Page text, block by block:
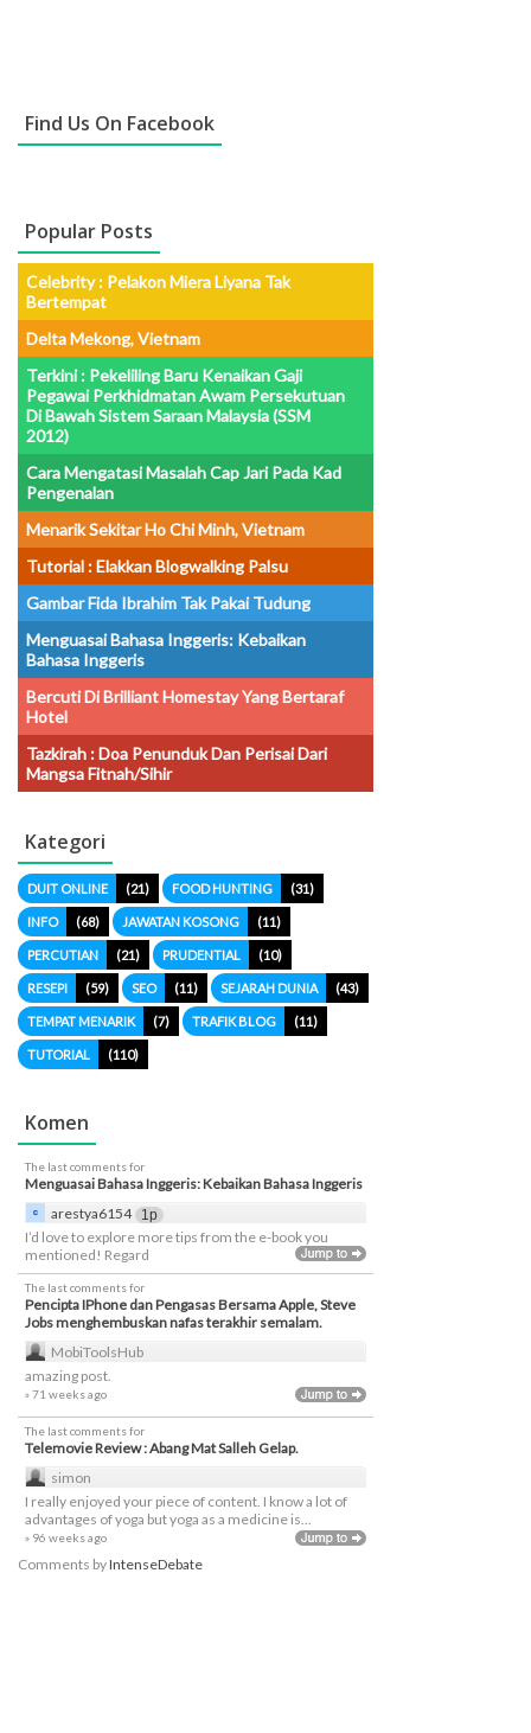
Find Us On Facebook
Popular Posts
Celebrity : Pelakon Miera Liyana Tak
Bertempat
Delta Mekong, Vietnam
Terkini : Pekeliling Baru Kenaikan Gaji
Pegawai Perkhidmatan Awam Persekutuan
Di Bawah Sistem Saraan Malaysia (SSM
2012)
Cara Mengatasi Masalah Cap Jari Pada Kad
Pengenalan
Menarik Sekitar Ho Chi Minh, Vietnam
Tutorial : Elakkan Blogwalking Palsu
Gambar Fida Ibrahim Tak Pakai Tudung
Menguasai Bahasa Inggeris: Kebaikan
Bahasa Inggeris
Bercuti Di Brilliant Homestay Yang Bertaraf
Hotel
Tazkirah : Doa Penunduk Dan Perisai Dari
Mangsa Fitnah/sihir
Kategori
DUIT ONLINE (21) FOOD HUNTING (31)
INFO (68) JAWATAN KOSONG (11)
PERCUTIAN (21) PRUDENTIAL (10)
RESEPI (59) SEO (11) SEJARAH DUNIA (43)
TEMPAT MENARIK (7) TRAFIK BLOG (11)
TUTORIAL (110)
Komen
The last comments for
Menguasai Bahasa Inggeris: Kebaikan Bahasa Inggeris
arestya6154
1p
I’d love to explore more tips from the e-book you
mentioned! Regard
The last comments for
Pencipta IPhone dan Pengasas Bersama Apple, Steve
Jobs menghembuskan nafas terakhir semalam.
MobiToolsHub
amazing post.
» 71 weeks ago
The last comments for
Telemovie Review : Abang Mat Salleh Gelap.
simon
I really enjoyed your piece of content. I know a lot of
advantages of yoga but yoga as a medicine is...
» 96 weeks ago
Comments byIntenseDebate